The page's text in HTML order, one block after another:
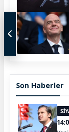
Son Haberler